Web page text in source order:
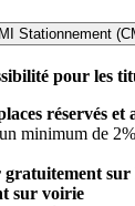
Stationnement
pour les
réservés et
minimum de
sur
sur voirie